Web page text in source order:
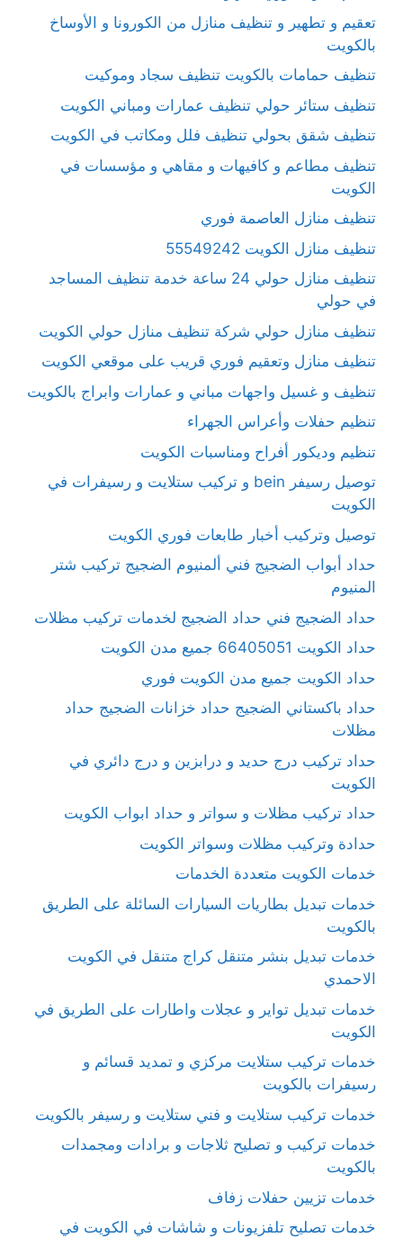
تعقيم و تطهير و تنظيف منازل من الكورونا و الأوساخ
بالكويت
تنظيف حمامات بالكويت تنظيف سجاد وموكيت
تنظيف ستائر حولي تنظيف عمارات ومباني الكويت
تنظيف شقق بحولي تنظيف فلل ومكاتب في الكويت
تنظيف مطاعم و كافيهات و مقاهي و مؤسسات في
الكويت
تنظيف منازل العاصمة فوري
تنظيف منازل الكويت 55549242
تنظيف منازل حولي 24 ساعة خدمة تنظيف المساجد
في حولي
تنظيف منازل حولي شركة تنظيف منازل حولي الكويت
تنظيف منازل وتعقيم فوري قريب على موقعي الكويت
تنظيف و غسيل واجهات مباني و عمارات وابراج بالكويت
تنظيم حفلات وأعراس الجهراء
تنظيم وديكور أفراح ومناسبات الكويت
توصيل رسيفر bein و تركيب ستلايت و رسيفرات في
الكويت
توصيل وتركيب أخبار طابعات فوري الكويت
حداد أبواب الضجيج فني ألمنيوم الضجيج تركيب شتر
المنيوم
حداد الضجيج فني حداد الضجيج لخدمات تركيب مظلات
حداد الكويت 66405051 جميع مدن الكويت
حداد الكويت جميع مدن الكويت فوري
حداد باكستاني الضجيج حداد خزانات الضجيج حداد
مظلات
حداد تركيب درج حديد و درابزين و درج دائري في
الكويت
حداد تركيب مظلات و سواتر و حداد ابواب الكويت
حدادة وتركيب مظلات وسواتر الكويت
خدمات الكويت متعددة الخدمات
خدمات تبديل بطاريات السيارات السائلة على الطريق
بالكويت
خدمات تبديل بنشر متنقل كراج متنقل في الكويت
الاحمدي
خدمات تبديل تواير و عجلات واطارات على الطريق في
الكويت
خدمات تركيب ستلايت مركزي و تمديد قسائم و
رسيفرات بالكويت
خدمات تركيب ستلايت و فني ستلايت و رسيفر بالكويت
خدمات تركيب و تصليح ثلاجات و برادات ومجمدات
بالكويت
خدمات تزيين حفلات زفاف
خدمات تصليح تلفزيونات و شاشات في الكويت في